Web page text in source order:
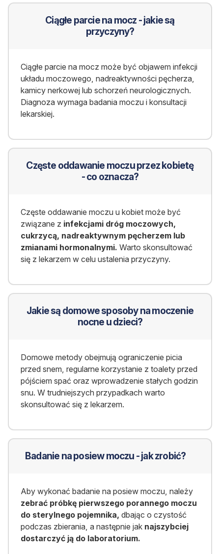
Ciągłe parcie na mocz - jakie są
przyczyny?
Ciągłe parcie na mocz może być objawem infekcji
układu moczowego, nadreaktywności pęcherza,
kamicy nerkowej lub schorzeń neurologicznych.
Diagnoza wymaga badania moczu i konsultacji
lekarskiej.
Częste oddawanie moczu przez kobietę
- co oznacza?
Częste oddawanie moczu u kobiet może być
związane z infekcjami dróg moczowych,
cukrzycą, nadreaktywnym pęcherzem lub
zmianami hormonalnymi. Warto skonsultować
się z lekarzem w celu ustalenia przyczyny.
Jakie są domowe sposoby na moczenie
nocne u dzieci?
Domowe metody obejmują ograniczenie picia
przed snem, regularne korzystanie z toalety przed
pójściem spać oraz wprowadzenie stałych godzin
snu. W trudniejszych przypadkach warto
skonsultować się z lekarzem.
Badanie na posiew moczu - jak zrobić?
Aby wykonać badanie na posiew moczu, należy
zebrać próbkę pierwszego porannego moczu
do sterylnego pojemnika, dbając o czystość
podczas zbierania, a następnie jak najszybciej
dostarczyć ją do laboratorium.